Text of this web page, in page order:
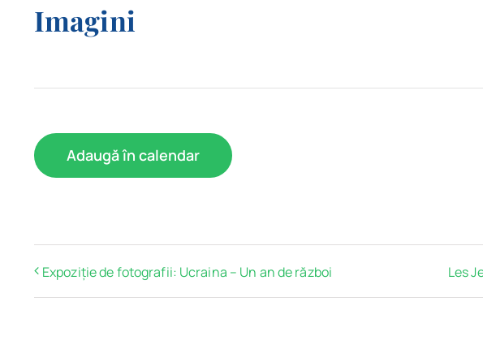
Imagini
Adaugă în calendar
Expoziție de fotografii: Ucraina – Un an de război Les